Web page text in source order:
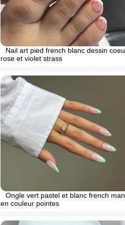
Nail art pied french blanc dessin
rose et violet strass
Ongle vert pastel et blanc french
en couleur pointes